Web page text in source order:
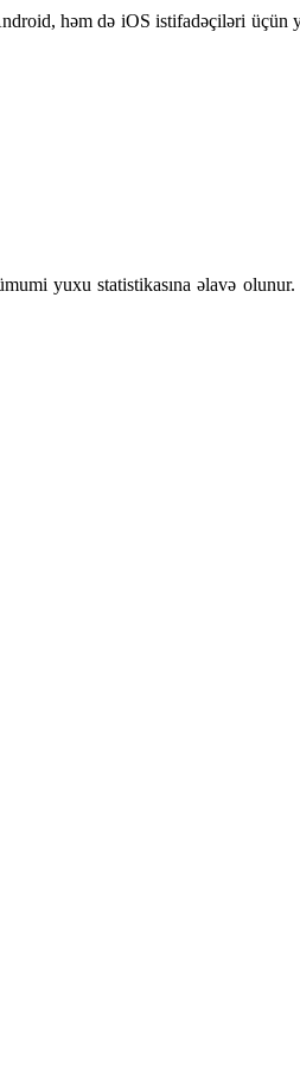
həm də iOS istifadəçiləri üçün
yuxu statistikasına əlavə olunur.